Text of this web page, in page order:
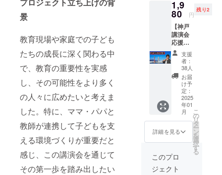
プロジェクト立ち上げの背
景
教育現場や家庭での子ども
たちの成長に深く関わる中
で、教育の重要性を実感
し、その可能性をより多く
の人々に広めたいと考えま
した。特に、ママ・パパと
教師が連携して子どもを支
える環境づくりが重要だと
感じ、この講演会を通じて
その第一歩を踏み出したい
心を伝
えさせ
ていた
だきま
す。 ・
voicy等
にて感
謝の心
を伝え
させて
いただ
きま
す。 ・
支援
時、必
ず備考
欄に希
前をご
記入く
ださ
1,9
80 円
残り2
【神戸
講演会
応援
券】 ・
現金へ
の交換
はでき
ませ
ん。お
つりは
でませ
ん。 ・
来場時
にス
タッフ
にクラ
ウド
ファン
ディン
支援
者：
38人
お届
け予
定：
2025
年01
月
詳細を見る
こ
の
リ
タ
ー
ン
を
選
択
す
る
このプロ
ジェクト